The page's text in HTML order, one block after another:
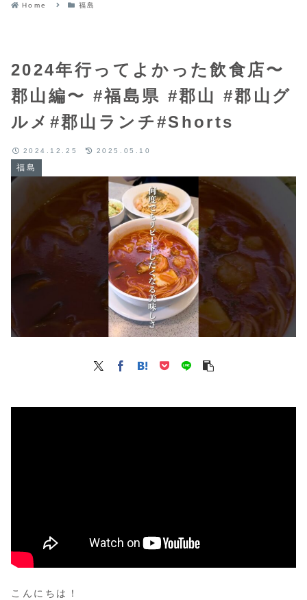
Home 福島
2024年行ってよかった飲食店〜
郡山編〜 #福島県 #郡山 #郡山グ
ルメ#郡山ランチ#Shorts
福島
2024.12.25 2025.05.10
こんにちは！